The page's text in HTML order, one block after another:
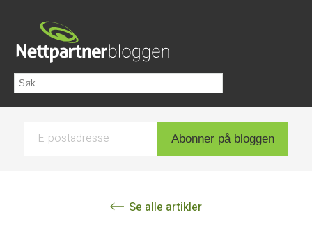
E-postadresse Abonner på bloggen
Se alle artikler